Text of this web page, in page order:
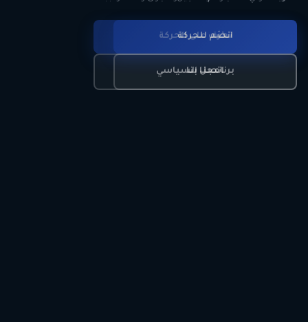
تعرّف على الحركة
برنامجنا السياسي
انضم للحركة
اتصل بنا